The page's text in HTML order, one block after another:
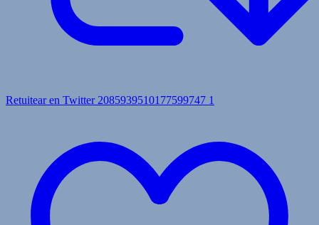
Retuitear en Twitter 2085939510177599747 1